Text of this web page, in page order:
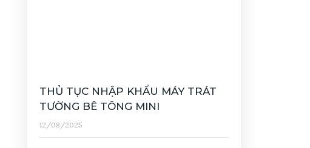
THỦ TỤC NHẬP KHẨU MÁY TRÁT
TƯỜNG BÊ TÔNG MINI
12/08/2025